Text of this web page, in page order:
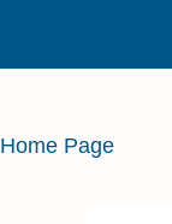
Home Page